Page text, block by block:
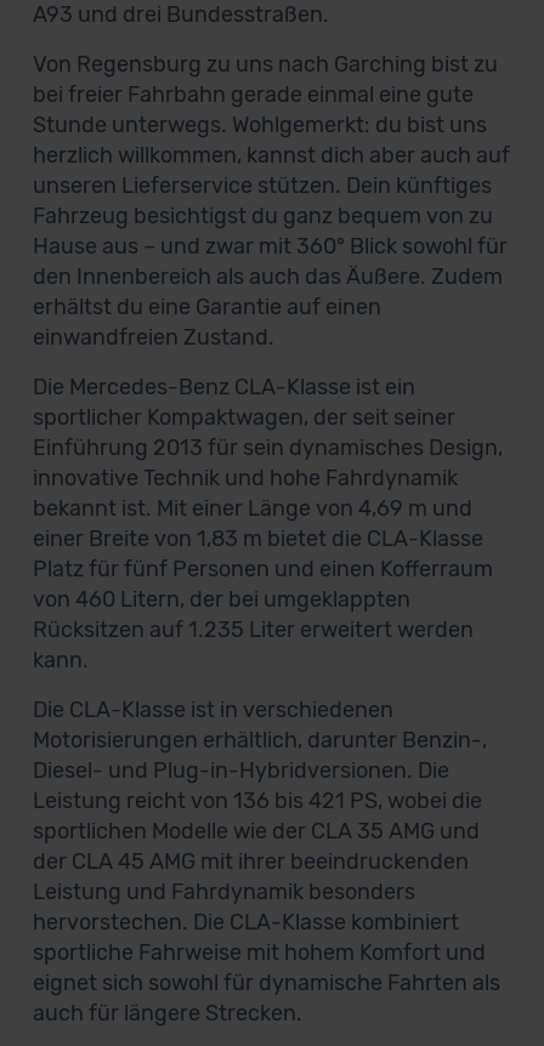
A93 und drei Bundesstraßen.
Von Regensburg zu uns nach Garching bist zu
bei freier Fahrbahn gerade einmal eine gute
Stunde unterwegs. Wohlgemerkt: du bist uns
herzlich willkommen, kannst dich aber auch auf
unseren Lieferservice stützen. Dein künftiges
Fahrzeug besichtigst du ganz bequem von zu
Hause aus – und zwar mit 360° Blick sowohl für
den Innenbereich als auch das Äußere. Zudem
erhältst du eine Garantie auf einen
einwandfreien Zustand.
Die Mercedes-Benz CLA-Klasse ist ein
sportlicher Kompaktwagen, der seit seiner
Einführung 2013 für sein dynamisches Design,
innovative Technik und hohe Fahrdynamik
bekannt ist. Mit einer Länge von 4,69 m und
einer Breite von 1,83 m bietet die CLA-Klasse
Platz für fünf Personen und einen Kofferraum
von 460 Litern, der bei umgeklappten
Rücksitzen auf 1.235 Liter erweitert werden
kann.
Die CLA-Klasse ist in verschiedenen
Motorisierungen erhältlich, darunter Benzin-,
Diesel- und Plug-in-Hybridversionen. Die
Leistung reicht von 136 bis 421 PS, wobei die
sportlichen Modelle wie der CLA 35 AMG und
der CLA 45 AMG mit ihrer beeindruckenden
Leistung und Fahrdynamik besonders
hervorstechen. Die CLA-Klasse kombiniert
sportliche Fahrweise mit hohem Komfort und
eignet sich sowohl für dynamische Fahrten als
auch für längere Strecken.